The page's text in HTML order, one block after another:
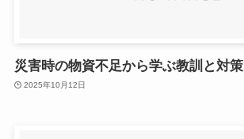
災害時の物資不足から学ぶ教訓と対策
2025年10月12日